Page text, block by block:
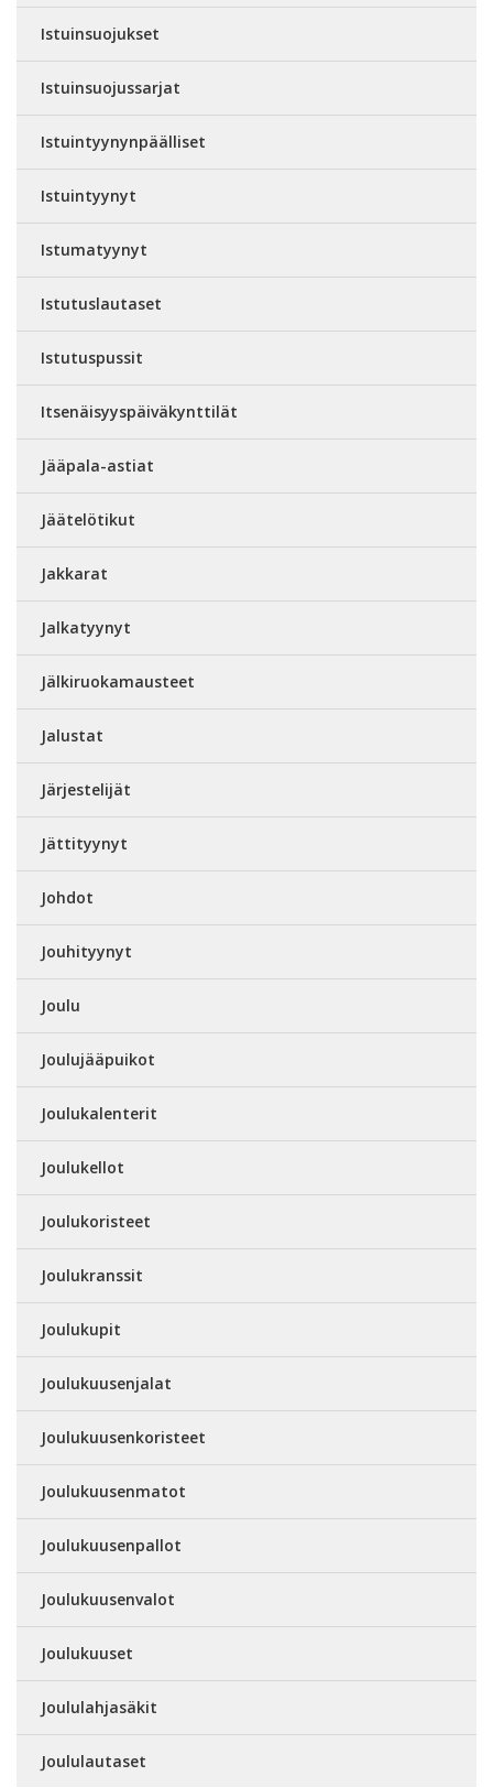
Istuinsuojukset
Istuinsuojussarjat
Istuintyynynpäälliset
Istuintyynyt
Istumatyynyt
Istutuslautaset
Istutuspussit
Itsenäisyyspäiväkynttilät
Jääpala-astiat
Jäätelötikut
Jakkarat
Jalkatyynyt
Jälkiruokamausteet
Jalustat
Järjestelijät
Jättityynyt
Johdot
Jouhityynyt
Joulu
Joulujääpuikot
Joulukalenterit
Joulukellot
Joulukoristeet
Joulukranssit
Joulukupit
Joulukuusenjalat
Joulukuusenkoristeet
Joulukuusenmatot
Joulukuusenpallot
Joulukuusenvalot
Joulukuuset
Joululahjasäkit
Joululautaset